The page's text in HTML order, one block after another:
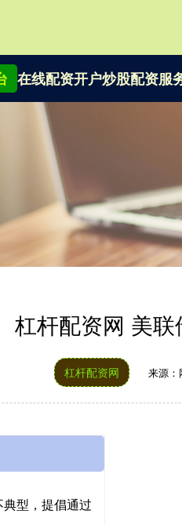
在线配资开户炒股配资服
杠杆配资网 美联
杠杆配资网 来源：
型，提倡通过